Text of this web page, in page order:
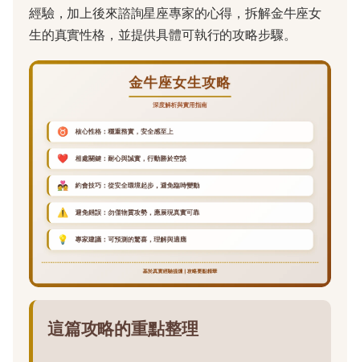
經驗，加上後來諮詢星座專家的心得，拆解金牛座女
生的真實性格，並提供具體可執行的攻略步驟。
這篇攻略的重點整理